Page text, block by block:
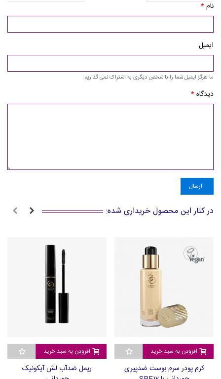
نام*
ایمیل
ما هرگز ایمیل شما را با شخص دیگری به اشتراک نمی گذاریم.
دیدگاه*
ارسال
در کنار این محصول خریداری شده:
افزودن به سبد خرید
کرم پودر سرم بوست ضدپیری
افزودن به سبد خرید
ریمل ضدآب لش آیکونیک